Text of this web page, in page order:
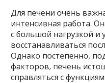
Для печени очень
интенсивная работа.
с большой нагрузкой и
восстанавливаться
Однако постепенно,
факторов, печень
справляться с